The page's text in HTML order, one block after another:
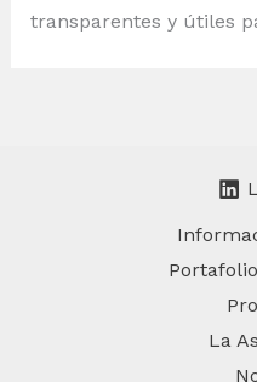
transparentes y útiles
La